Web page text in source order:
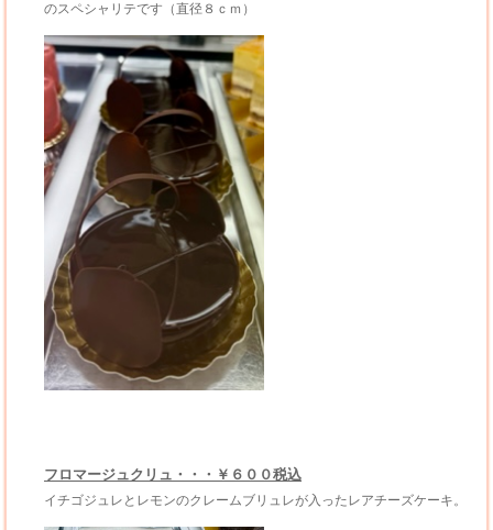
のスペシャリテです（直径８ｃｍ）
フロマージュクリュ・・・￥６００税込
イチゴジュレとレモンのクレームブリュレが入ったレアチーズケーキ。